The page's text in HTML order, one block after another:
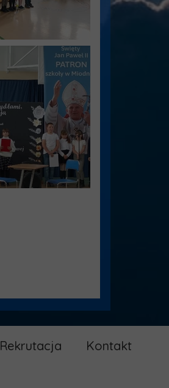
Rekrutacja Kontakt